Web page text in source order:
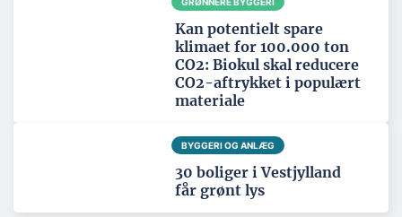
Kan potentielt spare
klimaet for 100.000 ton
CO2: Biokul skal reducere
CO2-aftrykket i populært
materiale
BYGGERI OG ANLÆG
30 boliger i Vestjylland
får grønt lys